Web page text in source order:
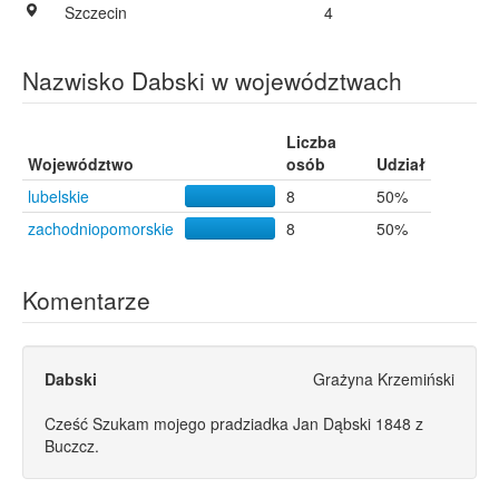
Szczecin
4
Nazwisko Dabski w województwach
Województwo
Liczba
osób
Udział
lubelskie
8
50%
zachodniopomorskie
8 50%
Komentarze
Dabski
Grażyna Krzemiński
Cześć Szukam mojego pradziadka Jan Dąbski 1848 z
Buczcz.